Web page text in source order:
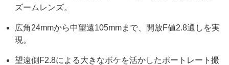
ズームレンズ。
広角24mmから中望遠105mmまで、開放F値2.8通しを実
現。
望遠側F2.8による大きなボケを活かしたポートレート撮